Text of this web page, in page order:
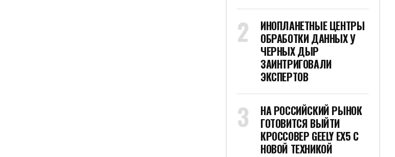
ИНОПЛАНЕТНЫЕ ЦЕНТРЫ
ОБРАБОТКИ ДАННЫХ У
ЧЕРНЫХ ДЫР
ЗАИНТРИГОВАЛИ
ЭКСПЕРТОВ
НА РОССИЙСКИЙ РЫНОК
ГОТОВИТСЯ ВЫЙТИ
КРОССОВЕР GEELY EX5 С
НОВОЙ ТЕХНИКОЙ